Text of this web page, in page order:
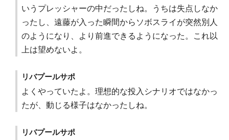
いうプレッシャーの中だったしね。うちは失点しなか
ったし、遠藤が入った瞬間からソボスライが突然別人
のようになり、より前進できるようになった。これ以
上は望めないよ。
リバプールサポ
よくやっていたよ。理想的な投入シナリオではなかっ
たが、動じる様子はなかったしね。
リバプールサポ